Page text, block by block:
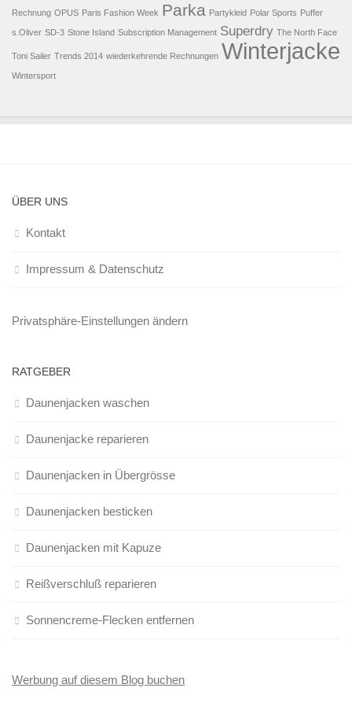
Rechnung OPUS Paris Fashion Week Parka Partykleid Polar Sports Puffer
s.Oliver SD-3 Stone Island Subscription Management Superdry The North Face
Toni Sailer Trends 2014 wiederkehrende Rechnungen Winterjacke
Wintersport
ÜBER UNS
Kontakt
Impressum & Datenschutz
Privatsphäre-Einstellungen ändern
RATGEBER
Daunenjacken waschen
Daunenjacke reparieren
Daunenjacken in Übergrösse
Daunenjacken besticken
Daunenjacken mit Kapuze
Reißverschluß reparieren
Sonnencreme-Flecken entfernen
Werbung auf diesem Blog buchen